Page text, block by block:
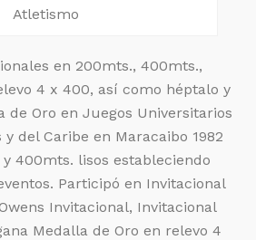
Atletismo
en 200mts., 400mts.,
4 x 400, así como héptalo y
de Oro en Juegos Universitarios
del Caribe en Maracaibo 1982
400mts. lisos estableciendo
Participó en Invitacional
Invitacional, Invitacional
Medalla de Oro en relevo 4